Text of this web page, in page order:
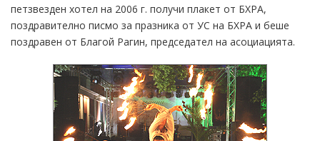
петзвезден хотел на 2006 г. получи плакет от БХРА,
поздравително писмо за празника от УС на БХРА и беше
поздравен от Благой Рагин, председател на асоциацията.